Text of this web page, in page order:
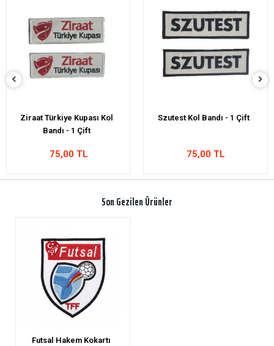
Szutest Kol Bandı - 1 Çift
75,00 TL
Trendyol Kol Bandı 1-Çift
75,00 TL
Son Gezilen Ürünler
Futsal Hakem Kokartı